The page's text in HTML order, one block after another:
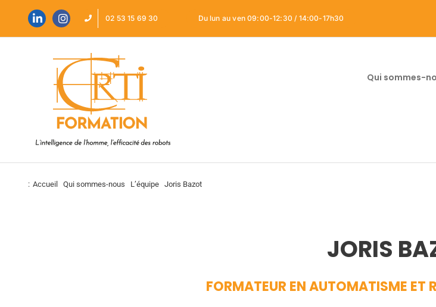
02 53 15 69 30 Du lun au ven 09:00-12:30 / 14:00-17h30
Qui sommes-
: Accueil Qui sommes-nous L’équipe Joris Bazot
JORIS
FORMATEUR EN AUTOMATISME ET